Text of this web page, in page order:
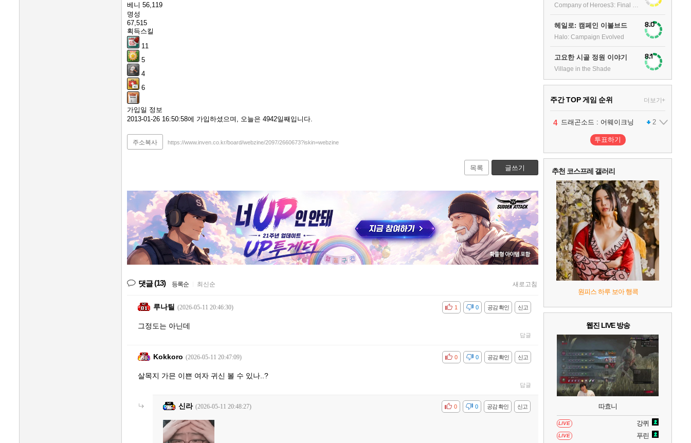
베니 56,119
명성
67,515
획득스킬
11
5
4
6
가입일 정보
2013-01-26 16:50:58에 가입하셨으며, 오늘은 4942일째입니다.
주소복사 https://www.inven.co.kr/board/webzine/2097/2660673?iskin=webzine
목록 글쓰기
댓글(13) 등록순 최신순 새로고침
루나틸 (2026-05-11 20:46:30) 신고
공감 확인
비공감 0
1
그정도는 아닌데
답글
Kokkoro (2026-05-11 20:47:09) 신고
공감 확인
비공감 0
0
살목지 가믄 이쁜 여자 귀신 볼 수 있나..?
답글
신라 (2026-05-11 20:48:27) 신고
공감 확인
비공감 0
0
헤일로: 캠페인 이볼브드
Halo: Campaign Evolved
8.0
고요한 시골 정원 이야기
Village in the Shade
8.1
주간 TOP 게임 순위 더보기+
1 팰월드
2 1
3 프로야구스피리츠2026 2
4 드래곤소드 : 어웨이크닝 2
5 블라인드 삼국 1
6 그랑블루 판타지 리링크 - 엔드리스 라그나로크 1
7 리듬 천국 미라클 스타즈 2
8 헤일로: 캠페인 이볼브드 2
9 캡틴 츠바사 2 월드 파이터즈
10 레고 배트맨: 레거시 오브 더 다크 나이트
투표하기
추천 코스프레 갤러리
원피스 하루 보아 행콕
웹진 LIVE 방송
따효니
LIVE 강퀴
LIVE 푸린